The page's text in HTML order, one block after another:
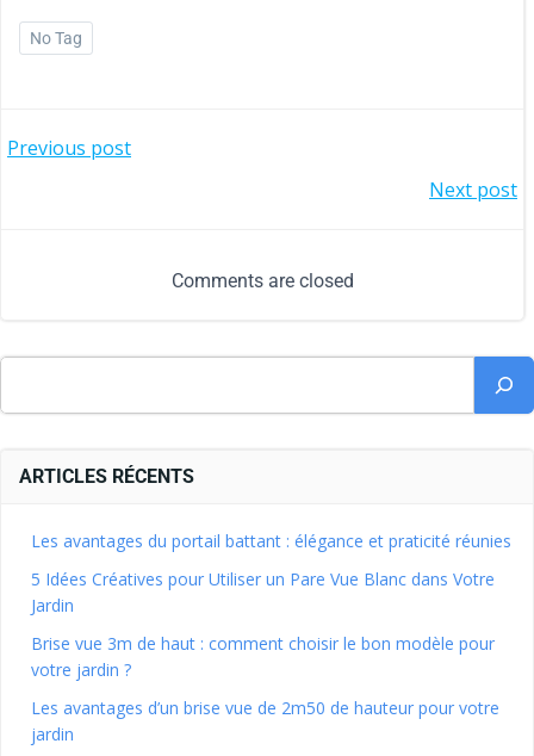
No Tag
Previous post
Next post
Comments are closed
ARTICLES RÉCENTS
Les avantages du portail battant : élégance et praticité réunies
5 Idées Créatives pour Utiliser un Pare Vue Blanc dans Votre
Jardin
Brise vue 3m de haut : comment choisir le bon modèle pour
votre jardin ?
Les avantages d’un brise vue de 2m50 de hauteur pour votre
jardin